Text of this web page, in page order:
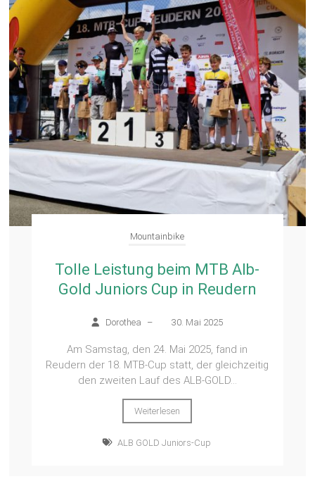
Mountainbike
Tolle Leistung beim MTB Alb-
Gold Juniors Cup in Reudern
Dorothea – 30. Mai 2025
Am Samstag, den 24. Mai 2025, fand in
Reudern der 18. MTB-Cup statt, der gleichzeitig
den zweiten Lauf des ALB-GOLD...
Weiterlesen
ALB GOLD Juniors-Cup